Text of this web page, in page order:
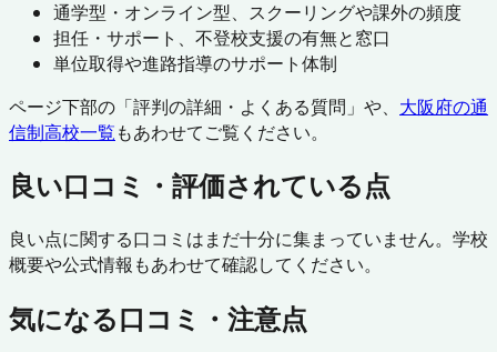
通学型・オンライン型、スクーリングや課外の頻度
担任・サポート、不登校支援の有無と窓口
単位取得や進路指導のサポート体制
ページ下部の「評判の詳細・よくある質問」や、 大阪府の通
信制高校一覧もあわせてご覧ください。
良い口コミ・評価されている点
良い点に関する口コミはまだ十分に集まっていません。学校
概要や公式情報もあわせて確認してください。
気になる口コミ・注意点